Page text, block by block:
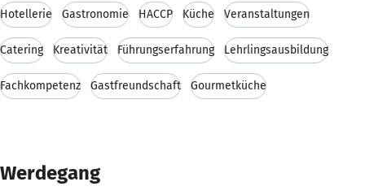
Hotellerie Gastronomie HACCP Küche Veranstaltungen
Catering Kreativität Führungserfahrung Lehrlingsausbildung
Fachkompetenz Gastfreundschaft Gourmetküche
Werdegang